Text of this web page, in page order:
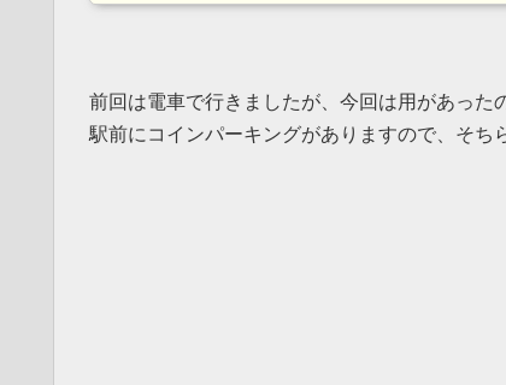
前回は電車で行きましたが、今回は用があった
駅前にコインパーキングがありますので、そち